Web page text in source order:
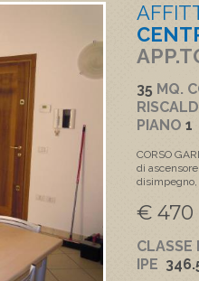
35 MQ.
PIANO 1
CORSO
di
disimpegno,
€ 470
CLASSE
IPE